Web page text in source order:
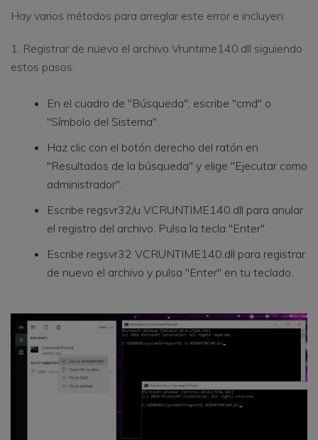
Hay varios métodos para arreglar este error e incluyen:
1. Registrar de nuevo el archivo Vruntime140.dll siguiendo
estos pasos:
En el cuadro de "Búsqueda", escribe "cmd" o
"Símbolo del Sistema".
Haz clic con el botón derecho del ratón en
"Resultados de la búsqueda" y elige "Ejecutar como
administrador".
Escribe regsvr32/u VCRUNTIME140.dll para anular
el registro del archivo. Pulsa la tecla "Enter".
Escribe regsvr32 VCRUNTIME140.dll para registrar
de nuevo el archivo y pulsa "Enter" en tu teclado.